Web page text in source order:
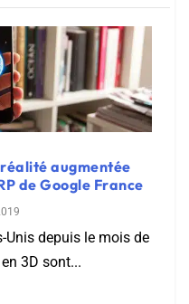
augmentée
de Google France
Unis depuis le mois de
3D sont...